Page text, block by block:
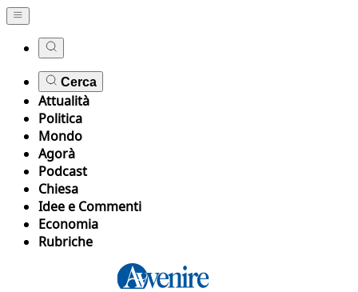
Cerca
Attualità
Politica
Mondo
Agorà
Podcast
Chiesa
Idee e Commenti
Economia
Rubriche